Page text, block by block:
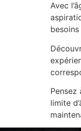
Avec
Pensez
limite